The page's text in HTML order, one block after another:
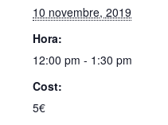
10 novembre, 2019
Hora:
12:00 pm - 1:30 pm
Cost:
5€